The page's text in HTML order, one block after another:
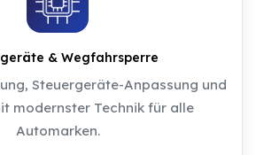
& Wegfahrsperre
Steuergeräte-Anpassung und
modernster Technik für alle
Automarken.